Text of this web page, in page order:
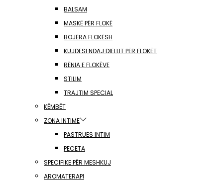
BALSAM
MASKË PËR FLOKË
BOJËRA FLOKËSH
KUJDESI NDAJ DIELLIT PËR FLOKËT
RËNIA E FLOKËVE
STILIM
TRAJTIM SPECIAL
KËMBËT
ZONA INTIME
PASTRUES INTIM
PECETA
SPECIFIKE PËR MESHKUJ
AROMATERAPI